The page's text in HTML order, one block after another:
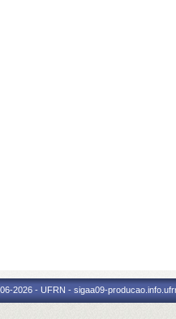
2026 - UFRN - sigaa09-